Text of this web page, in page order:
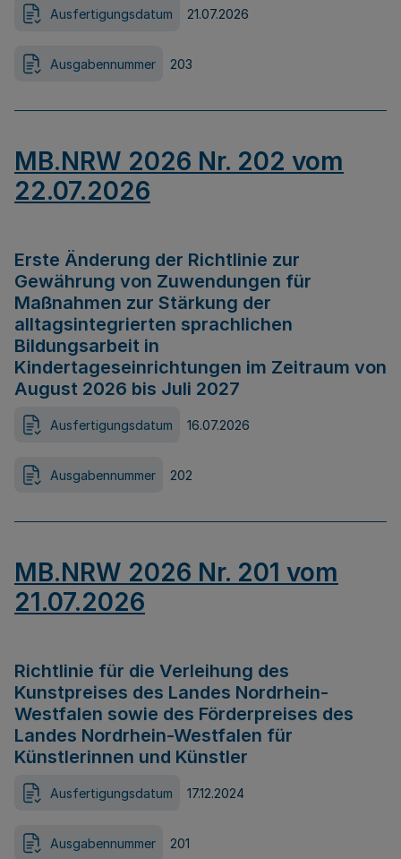
Ausfertigungsdatum 21.07.2026
Ausgabennummer 203
MB.NRW 2026 Nr. 202 vom
22.07.2026
Erste Änderung der Richtlinie zur
Gewährung von Zuwendungen für
Maßnahmen zur Stärkung der
alltagsintegrierten sprachlichen
Bildungsarbeit in
Kindertageseinrichtungen im Zeitraum von
August 2026 bis Juli 2027
Ausfertigungsdatum 16.07.2026
Ausgabennummer 202
MB.NRW 2026 Nr. 201 vom
21.07.2026
Richtlinie für die Verleihung des
Kunstpreises des Landes Nordrhein-
Westfalen sowie des Förderpreises des
Landes Nordrhein-Westfalen für
Künstlerinnen und Künstler
Ausfertigungsdatum 17.12.2024
Ausgabennummer 201